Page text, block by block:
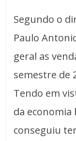
Segundo o
Paulo
geral as
semestre de
Tendo em
da economia
conseguiu